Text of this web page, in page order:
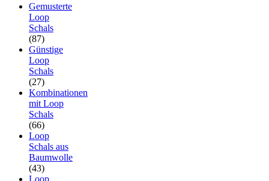
Gemusterte
Loop
Schals
(87)
Günstige
Loop
Schals
(27)
Kombinationen
mit Loop
Schals
(66)
Loop
Schals aus
Baumwolle
(43)
Loop